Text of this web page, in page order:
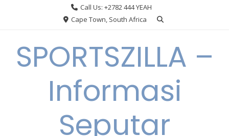
Call Us: +2782 444 YEAH
Cape Town, South Africa
SPORTSZILLA –
Informasi
Seputar